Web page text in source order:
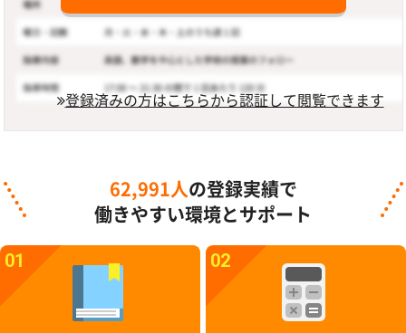
登録済みの方はこちらから認証して閲覧できます
62,991人 の登録実績で
働きやすい環境とサポート
01 02